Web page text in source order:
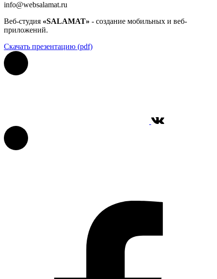
info@websalamat.ru
Веб-студия «SALAMAT» - создание мобильных и веб-
приложений.
Скачать презентацию (pdf)